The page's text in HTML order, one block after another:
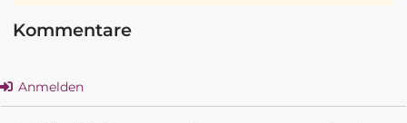
Kommentare
Anmelden